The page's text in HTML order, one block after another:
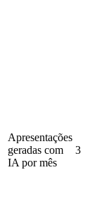
Apresentações
geradas com
IA por mês
3